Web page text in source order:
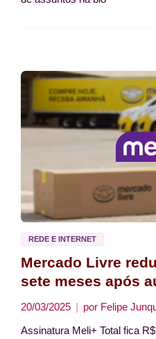
REDE E INTERNET
Mercado Livre
sete meses após
20/03/2025 por Felipe
Assinatura Meli+ Total fica